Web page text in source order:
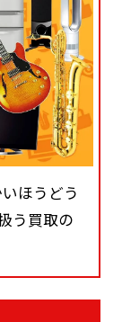
ほうどう
う買取の